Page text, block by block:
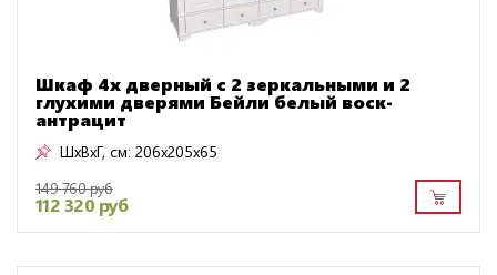
Шкаф 4х дверный с 2 зеркальными и 2
глухими дверями Бейли белый воск-
антрацит
ШxВxГ, см: 206x205x65
149 760 руб
112 320 руб